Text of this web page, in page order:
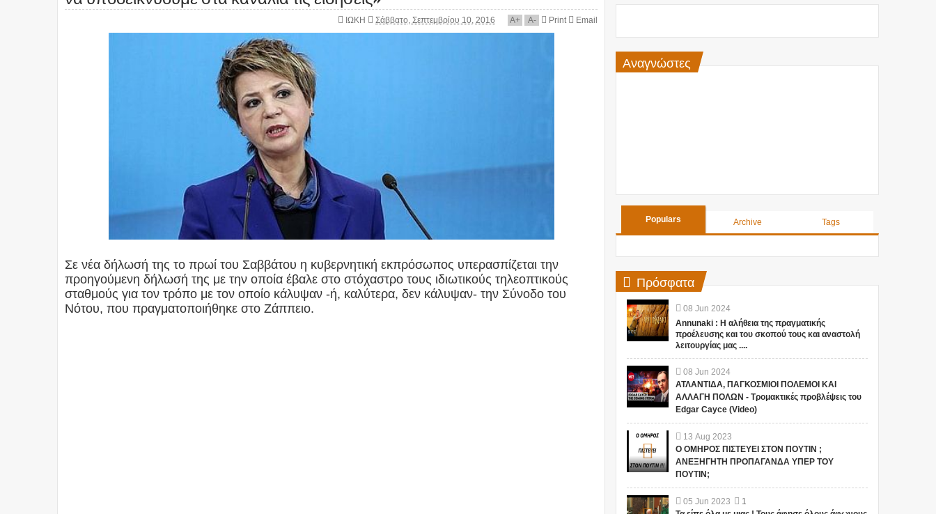
ΙΩΚΗ Σάββατο, Σεπτεμβρίου 10, 2016 A+ A- Print Email
Σε νέα δήλωσή της το πρωί του Σαββάτου η κυβερνητική εκπρόσωπος υπερασπίζεται την
προηγούμενη δήλωσή της με την οποία έβαλε στο στόχαστρο τους ιδιωτικούς τηλεοπτικούς
σταθμούς για τον τρόπο με τον οποίο κάλυψαν -ή, καλύτερα, δεν κάλυψαν- την Σύνοδο του
Νότου, που πραγματοποιήθηκε στο Ζάππειο.
Αναγνώστες
Populars Archive Tags
Πρόσφατα
08 Jun 2024
Annunaki : Η αλήθεια της πραγματικής
προέλευσης και του σκοπού τους και αναστολή
λειτουργίας μας ....
08 Jun 2024
ΑΤΛΑΝΤΙΔΑ, ΠΑΓΚΟΣΜΙΟΙ ΠΟΛΕΜΟΙ ΚΑΙ
ΑΛΛΑΓΗ ΠΟΛΩΝ - Τρομακτικές προβλέψεις του
Edgar Cayce (Video)
13 Aug 2023
Ο ΟΜΗΡΟΣ ΠΙΣΤΕΥΕΙ ΣΤΟΝ ΠΟΥΤΙΝ ;
ΑΝΕΞΗΓΗΤΗ ΠΡΟΠΑΓΑΝΔΑ ΥΠΕΡ ΤΟΥ
ΠΟΥΤΙΝ;
05 Jun 2023
1